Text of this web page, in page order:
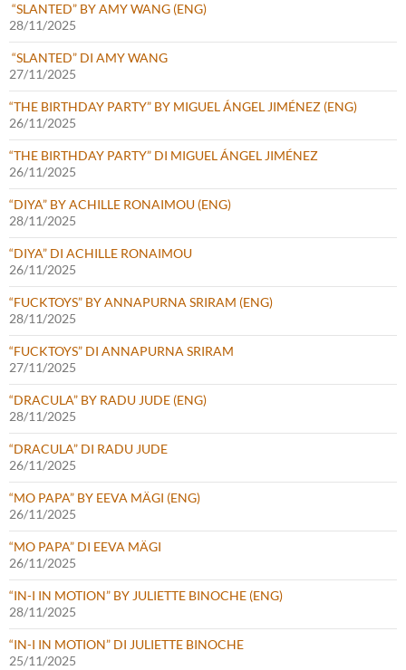
“SLANTED” BY AMY WANG (ENG)
28/11/2025
“SLANTED” DI AMY WANG
27/11/2025
“THE BIRTHDAY PARTY” BY MIGUEL ÁNGEL JIMÉNEZ (ENG)
26/11/2025
“THE BIRTHDAY PARTY” DI MIGUEL ÁNGEL JIMÉNEZ
26/11/2025
“DIYA” BY ACHILLE RONAIMOU (ENG)
28/11/2025
“DIYA” DI ACHILLE RONAIMOU
26/11/2025
“FUCKTOYS” BY ANNAPURNA SRIRAM (ENG)
28/11/2025
“FUCKTOYS” DI ANNAPURNA SRIRAM
27/11/2025
“DRACULA” BY RADU JUDE (ENG)
28/11/2025
“DRACULA” DI RADU JUDE
26/11/2025
“MO PAPA” BY EEVA MÄGI (ENG)
26/11/2025
“MO PAPA” DI EEVA MÄGI
26/11/2025
“IN-I IN MOTION” BY JULIETTE BINOCHE (ENG)
28/11/2025
“IN-I IN MOTION” DI JULIETTE BINOCHE
25/11/2025